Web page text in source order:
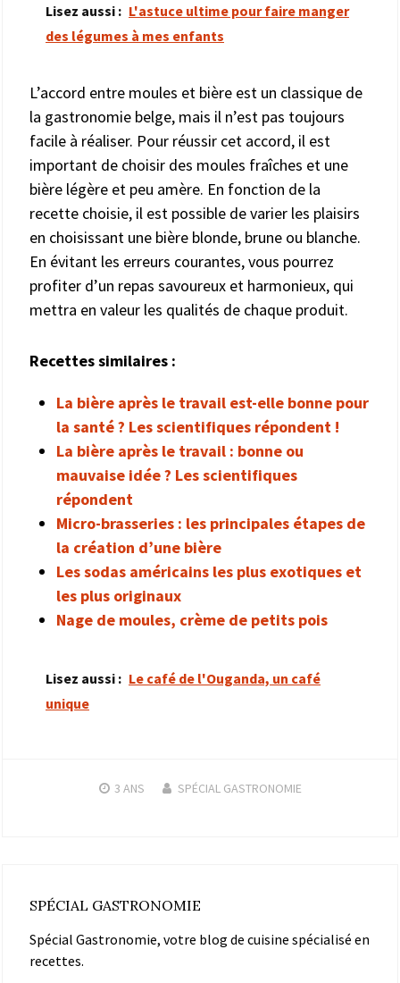
Lisez aussi : L'astuce ultime pour faire manger
des légumes à mes enfants
L’accord entre moules et bière est un classique de
la gastronomie belge, mais il n’est pas toujours
facile à réaliser. Pour réussir cet accord, il est
important de choisir des moules fraîches et une
bière légère et peu amère. En fonction de la
recette choisie, il est possible de varier les plaisirs
en choisissant une bière blonde, brune ou blanche.
En évitant les erreurs courantes, vous pourrez
profiter d’un repas savoureux et harmonieux, qui
mettra en valeur les qualités de chaque produit.
Recettes similaires :
La bière après le travail est-elle bonne pour
la santé ? Les scientifiques répondent !
La bière après le travail : bonne ou
mauvaise idée ? Les scientifiques
répondent
Micro-brasseries : les principales étapes de
la création d’une bière
Les sodas américains les plus exotiques et
les plus originaux
Nage de moules, crème de petits pois
Lisez aussi : Le café de l'Ouganda, un café
unique
3 ANS SPÉCIAL GASTRONOMIE
SPÉCIAL GASTRONOMIE
Spécial Gastronomie, votre blog de cuisine spécialisé en
recettes.